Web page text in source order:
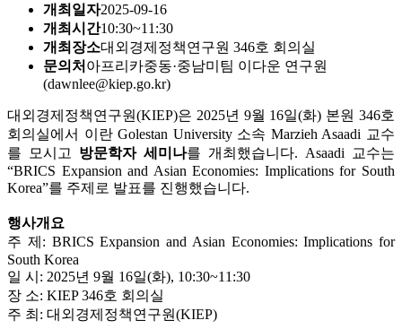
개최일자2025-09-16
개최시간10:30~11:30
개최장소대외경제정책연구원 346호 회의실
문의처 아프리카중동·중남미팀 이다운 연구원
(dawnlee@kiep.go.kr)
대외경제정책연구원(KIEP)은 2025년 9월 16일(화) 본원 346호
회의실에서 이란 Golestan University 소속 Marzieh Asaadi 교수
를 모시고 방문학자 세미나를 개최했습니다. Asaadi 교수는
“BRICS Expansion and Asian Economies: Implications for South
Korea”를 주제로 발표를 진행했습니다.
행사개요
주 제: BRICS Expansion and Asian Economies: Implications for
South Korea
일 시: 2025년 9월 16일(화), 10:30~11:30
장 소: KIEP 346호 회의실
주 최: 대외경제정책연구원(KIEP)